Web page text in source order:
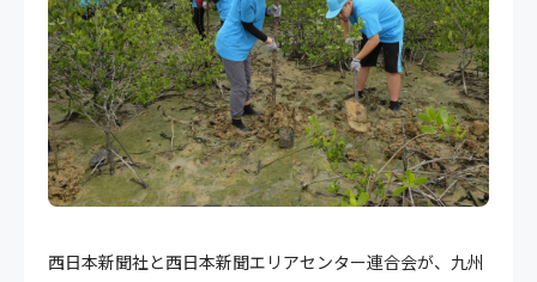
西日本新聞社と西日本新聞エリアセンター連合会が、九州